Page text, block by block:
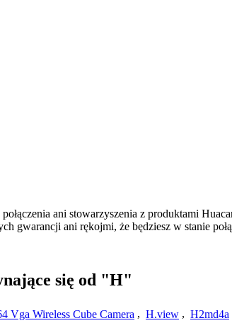
ani stowarzyszenia z produktami
gwarancji ani rękojmi, że będziesz w stanie
się od "H"
Vga Wireless Cube Camera , H.view , H2md4a